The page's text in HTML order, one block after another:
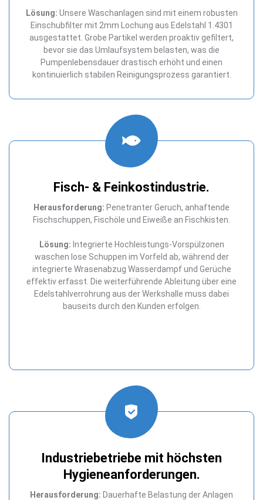
Lösung: Unsere Waschanlagen sind mit einem robusten
Einschubfilter mit 2mm Lochung aus Edelstahl 1.4301
ausgestattet. Grobe Partikel werden proaktiv gefiltert,
bevor sie das Umlaufsystem belasten, was die
Pumpenlebensdauer drastisch erhöht und einen
kontinuierlich stabilen Reinigungsprozess garantiert.
Fisch- & Feinkostindustrie.
Herausforderung: Penetranter Geruch, anhaftende
Fischschuppen, Fischöle und Eiweiße an Fischkisten.
Lösung: Integrierte Hochleistungs-Vorspülzonen
waschen lose Schuppen im Vorfeld ab, während der
integrierte Wrasenabzug Wasserdampf und Gerüche
effektiv erfasst. Die weiterführende Ableitung über eine
Edelstahlverrohrung aus der Werkshalle muss dabei
bauseits durch den Kunden erfolgen.
Industriebetriebe mit höchsten
Hygieneanforderungen.
Herausforderung: Dauerhafte Belastung der Anlagen